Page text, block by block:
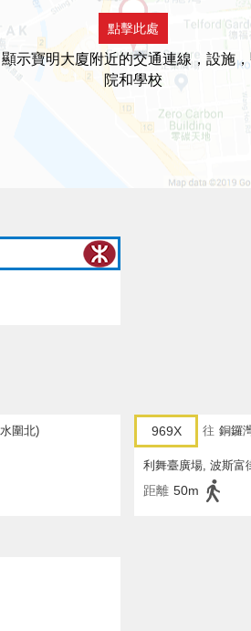
點擊此處
顯示寶明大廈附近的交通連線，設施
院和學校
圍北) 969X 往 銅鑼
利舞臺廣場, 波斯富
距離 50m